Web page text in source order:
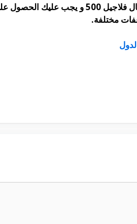
دواعي استعمال فلاجيل 500 و
مختلفة.